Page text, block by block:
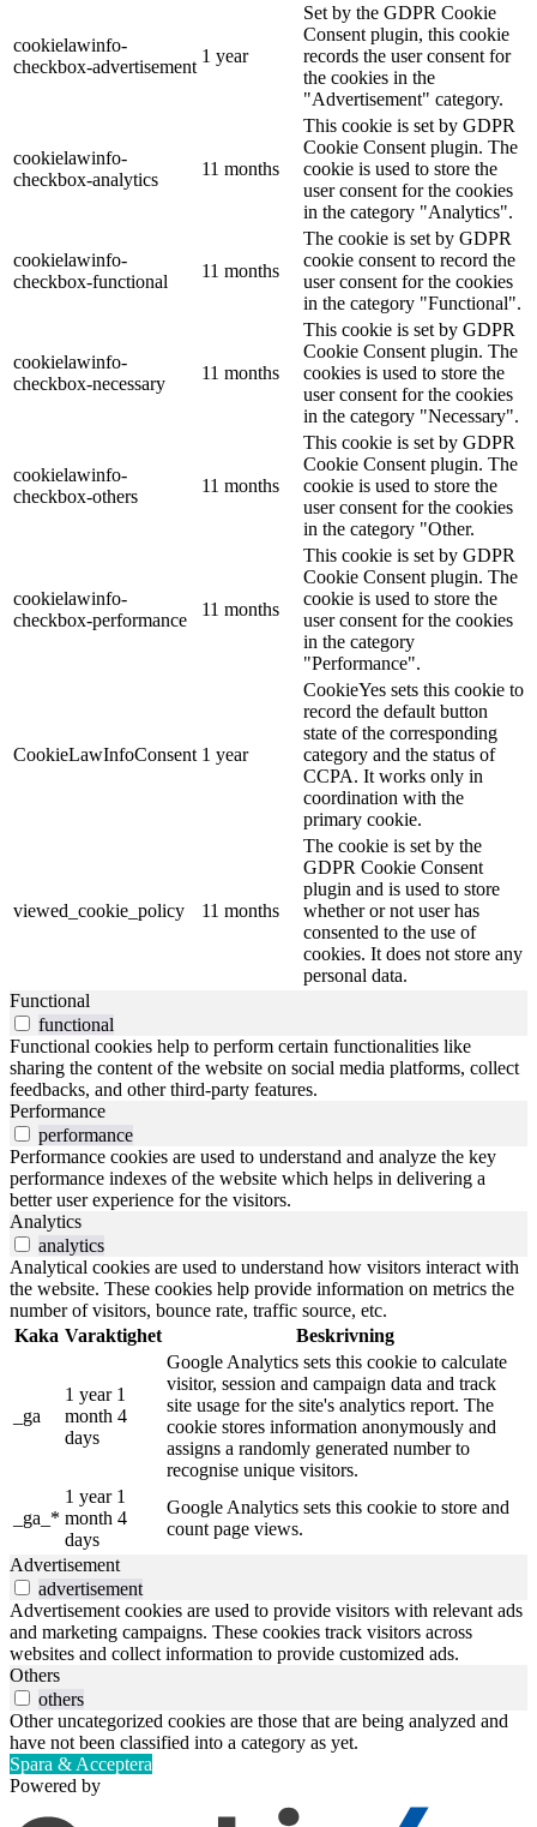
cookielawinfo-
checkbox-advertisement
1 year
Set by the GDPR Cookie
Consent plugin, this cookie
records the user consent for
the cookies in the
"Advertisement" category.
cookielawinfo-
checkbox-analytics
11 months
This cookie is set by GDPR
Cookie Consent plugin. The
cookie is used to store the
user consent for the cookies
in the category "Analytics".
cookielawinfo-
checkbox-functional
11 months
The cookie is set by GDPR
cookie consent to record the
user consent for the cookies
in the category "Functional".
cookielawinfo-
checkbox-necessary
11 months
This cookie is set by GDPR
Cookie Consent plugin. The
cookies is used to store the
user consent for the cookies
in the category "Necessary".
cookielawinfo-
checkbox-others
11 months
This cookie is set by GDPR
Cookie Consent plugin. The
cookie is used to store the
user consent for the cookies
in the category "Other.
cookielawinfo-
checkbox-performance
11 months
This cookie is set by GDPR
Cookie Consent plugin. The
cookie is used to store the
user consent for the cookies
in the category
"Performance".
CookieLawInfoConsent 1 year
CookieYes sets this cookie to
record the default button
state of the corresponding
category and the status of
CCPA. It works only in
coordination with the
primary cookie.
viewed_cookie_policy 11 months
The cookie is set by the
GDPR Cookie Consent
plugin and is used to store
whether or not user has
consented to the use of
cookies. It does not store any
personal data.
Functional
functional
Functional cookies help to perform certain functionalities like
sharing the content of the website on social media platforms, collect
feedbacks, and other third-party features.
Performance
performance
Performance cookies are used to understand and analyze the key
performance indexes of the website which helps in delivering a
better user experience for the visitors.
Analytics
analytics
Analytical cookies are used to understand how visitors interact with
the website. These cookies help provide information on metrics the
number of visitors, bounce rate, traffic source, etc.
Kaka Varaktighet Beskrivning
_ga
1 year 1
month 4
days
Google Analytics sets this cookie to calculate
visitor, session and campaign data and track
site usage for the site's analytics report. The
cookie stores information anonymously and
assigns a randomly generated number to
recognise unique visitors.
_ga_*
1 year 1
month 4
days
Google Analytics sets this cookie to store and
count page views.
Advertisement
advertisement
Advertisement cookies are used to provide visitors with relevant ads
and marketing campaigns. These cookies track visitors across
websites and collect information to provide customized ads.
Others
others
Other uncategorized cookies are those that are being analyzed and
have not been classified into a category as yet.
Spara & Acceptera
Powered by